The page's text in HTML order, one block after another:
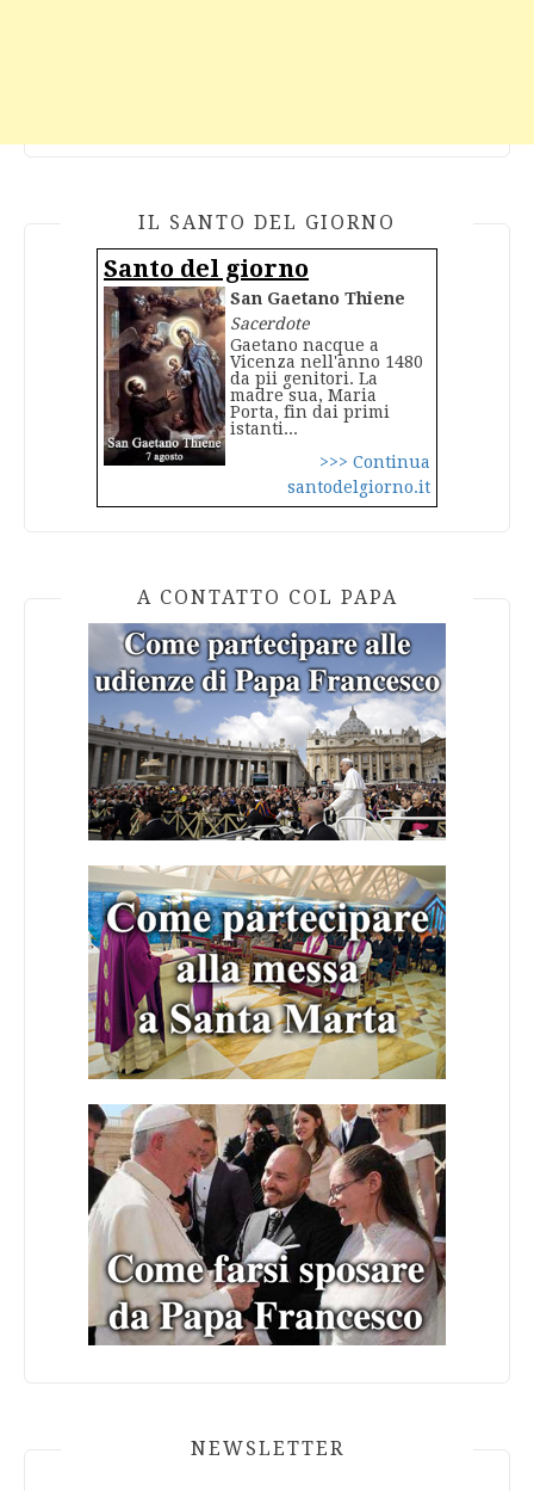
IL SANTO DEL GIORNO
Santo del giorno
San Gaetano Thiene
Sacerdote
Gaetano nacque a
Vicenza nell'anno 1480
da pii genitori. La
madre sua, Maria
Porta, fin dai primi
istanti...
>>> Continua
santodelgiorno.it
A CONTATTO COL PAPA
NEWSLETTER